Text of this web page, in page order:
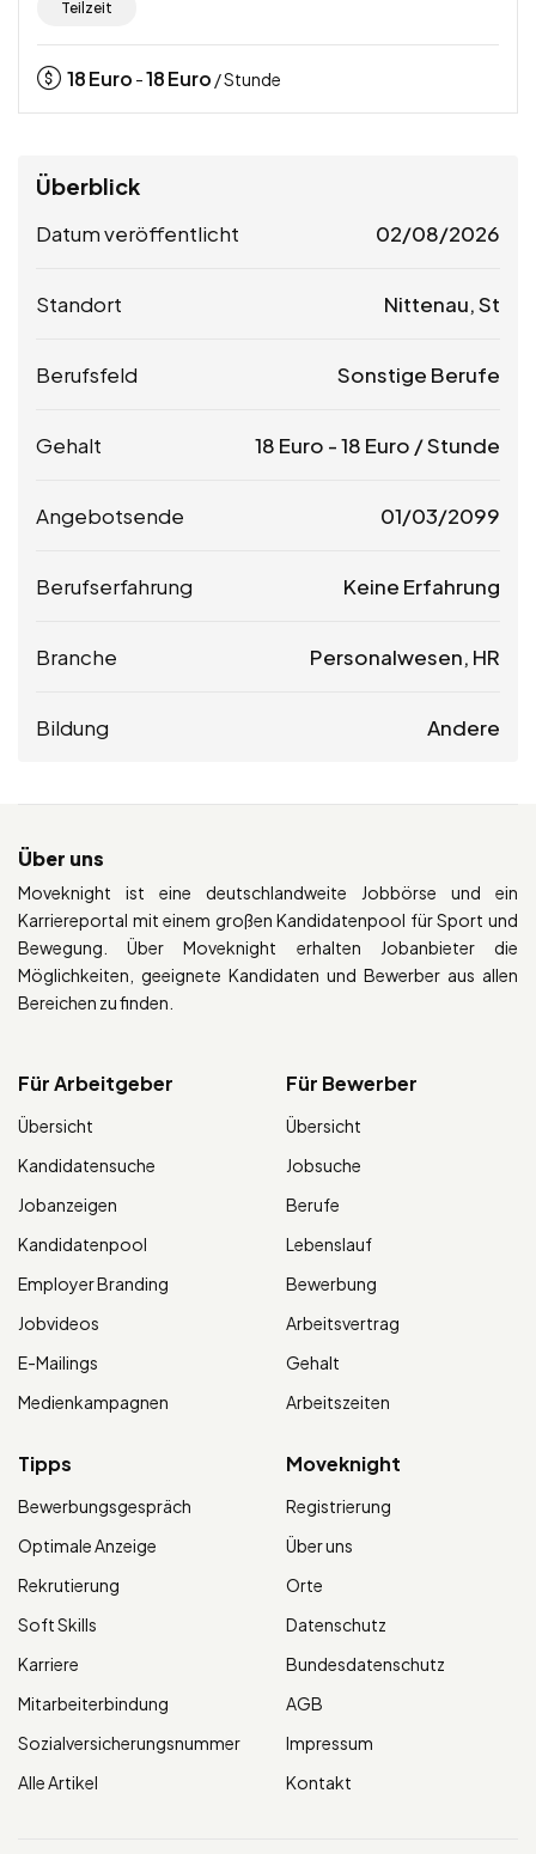
Teilzeit
18Euro -18Euro / Stunde
Überblick
Datum veröffentlicht 02/08/2026
Standort Nittenau, St
Berufsfeld Sonstige Berufe
Gehalt 18 Euro -18 Euro / Stunde
Angebotsende 01/03/2099
Berufserfahrung Keine Erfahrung
Branche Personalwesen, HR
Bildung Andere
Über uns
Moveknight ist eine deutschlandweite Jobbörse und ein
Karriereportal mit einem großen Kandidatenpool für Sport und
Bewegung. Über Moveknight erhalten Jobanbieter die
Möglichkeiten, geeignete Kandidaten und Bewerber aus allen
Bereichen zu finden.
Für Arbeitgeber
Übersicht
Kandidatensuche
Jobanzeigen
Kandidatenpool
Employer Branding
Jobvideos
E-Mailings
Medienkampagnen
Für Bewerber
Übersicht
Jobsuche
Berufe
Lebenslauf
Bewerbung
Arbeitsvertrag
Gehalt
Arbeitszeiten
Tipps
Bewerbungsgespräch
Optimale Anzeige
Rekrutierung
Soft Skills
Karriere
Mitarbeiterbindung
Sozialversicherungsnummer
Alle Artikel
Moveknight
Registrierung
Über uns
Orte
Datenschutz
Bundesdatenschutz
AGB
Impressum
Kontakt